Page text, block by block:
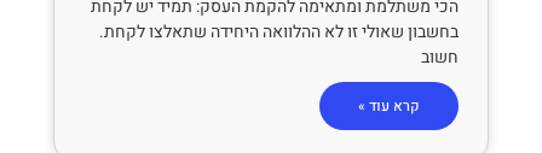
הכי משתלמת ומתאימה להקמת העסק: תמיד יש לקחת
בחשבון שאולי זו לא ההלוואה היחידה שתאלצו לקחת.
חשוב
קרא עוד »